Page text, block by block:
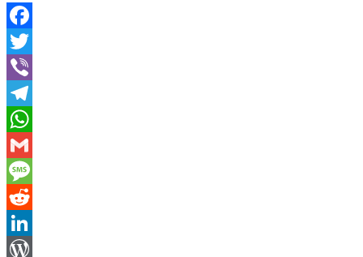
Facebook
Twitter
Viber
Telegram
WhatsApp
Gmail
Message
Reddit
LinkedIn